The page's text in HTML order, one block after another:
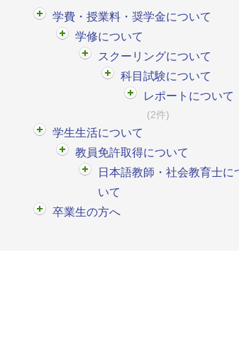
学費・授業料・奨学金について
学修について
スクーリングについて
科目試験について
レポートについて
(2件)
学生生活について
教員免許取得について
日本語教師・社会教育士に
いて
卒業生の方へ